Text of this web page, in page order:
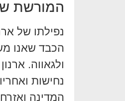
המורשת
הכבד שאנו
ולגאווה.
נחישות
המדינה